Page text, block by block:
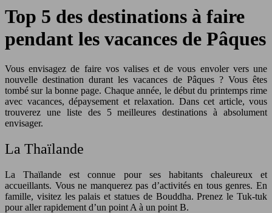
Top 5 des destinations à faire
pendant les vacances de Pâques
Vous envisagez de faire vos valises et de vous envoler vers une
nouvelle destination durant les vacances de Pâques ? Vous êtes
tombé sur la bonne page. Chaque année, le début du printemps rime
avec vacances, dépaysement et relaxation. Dans cet article, vous
trouverez une liste des 5 meilleures destinations à absolument
envisager.
La Thaïlande
La Thaïlande est connue pour ses habitants chaleureux et
accueillants. Vous ne manquerez pas d’activités en tous genres. En
famille, visitez les palais et statues de Bouddha. Prenez le Tuk-tuk
pour aller rapidement d’un point A à un point B.